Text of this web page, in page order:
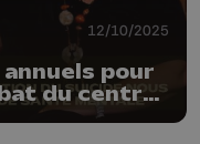
12/10/2025
pour
du centre